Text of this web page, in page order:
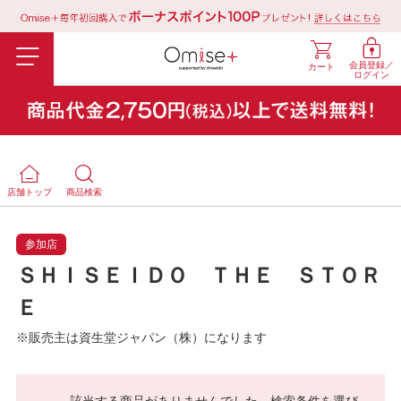
会員登録／
ログイン
カート
店舗トップ 商品検索
参加店
ＳＨＩＳＥＩＤＯ ＴＨＥ ＳＴＯＲ
Ｅ
※販売主は資生堂ジャパン（株）になります